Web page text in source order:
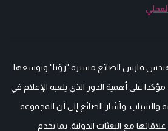
فارس الصائغ مسيرة "رؤيا" وتوسعها
على أهمية الدور الذي يلعبه الإعلام في
والشباب. وأشار الصائغ إلى أن المجموعة
مع البعثات الدولية، بما يخدم